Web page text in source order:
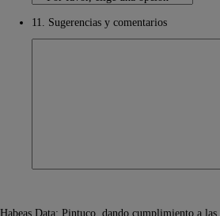
11. Sugerencias y comentarios
Habeas Data: Pintuco, dando cumplimiento a